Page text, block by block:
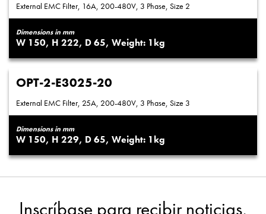
External EMC Filter, 16A, 200-480V, 3 Phase, Size 2
Dimensions in mm
150 222 65 1
OPT-2-E3025-20
External EMC Filter, 25A, 200-480V, 3 Phase, Size 3
Dimensions in mm
150 229 65 1
Inscríbase para recibir noticias,